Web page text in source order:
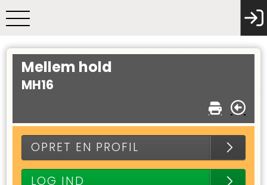
Mellem hold
MH16
OPRET EN PROFIL
LOG IND